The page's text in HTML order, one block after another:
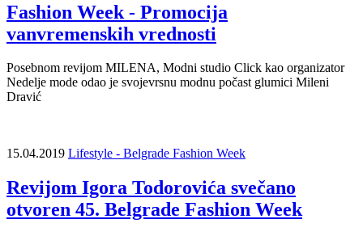
Fashion Week - Promocija
vanvremenskih vrednosti
Posebnom revijom MILENA, Modni studio Click kao organizator
Nedelje mode odao je svojevrsnu modnu počast glumici Mileni
Dravić
15.04.2019 Lifestyle - Belgrade Fashion Week
Revijom Igora Todorovića svečano
otvoren 45. Belgrade Fashion Week